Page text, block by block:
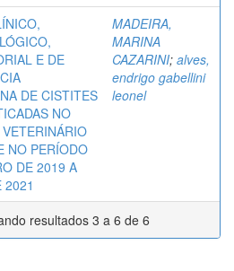
E DE
DE CISTITES
NO
NO PERÍODO
DE 2019 A
2021
MADEIRA,
MARINA
CAZARINI; alves,
endrigo gabellini
leonel
resultados 3 a 6 de 6